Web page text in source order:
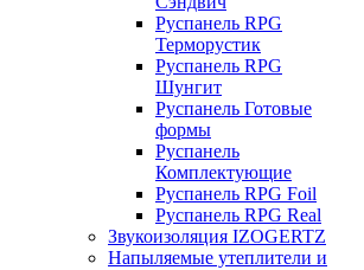
Руспанель RPG
Терморустик
Руспанель RPG
Шунгит
Руспанель Готовые
формы
Руспанель
Комплектующие
Руспанель RPG Foil
Руспанель RPG Real
Звукоизоляция IZOGERTZ
Напыляемые утеплители и